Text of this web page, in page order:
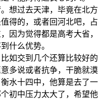
想过去天津，毕竟在北方
得的，或者回河北吧，占
因为觉得都是高考大省，
什么优势。
如交到几个还算比较好的
多说或者抗争，干脆就漠
水十四中，他算是去了一
初中压力太大了，希望他